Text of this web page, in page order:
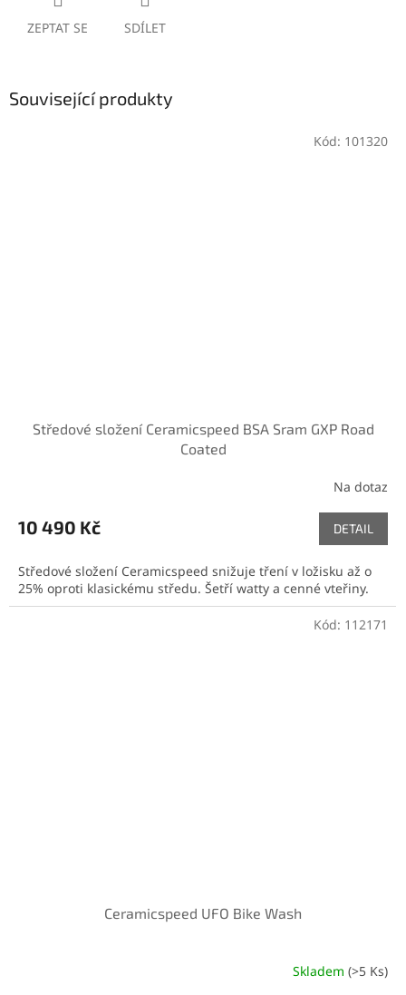
ZEPTAT SE SDÍLET
Související produkty
Středové složení Ceramicspeed BSA Sram GXP Road
Coated
Na dotaz
10 490 Kč DETAIL
Středové složení Ceramicspeed snižuje tření v ložisku až o
25% oproti klasickému středu. Šetří watty a cenné vteřiny.
Kód: 101320
Ceramicspeed UFO Bike Wash
Skladem (>5 Ks)
Kód: 112171